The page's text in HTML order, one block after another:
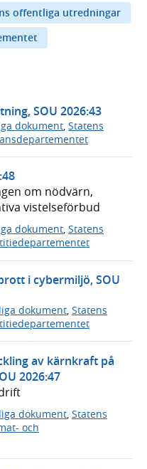
offentliga utredningar
SOU 2026:43
dokument Statens
om nödvärn,
vistelseförbud
dokument, Statens
i cybermiljö, SOU
dokument, Statens
av kärnkraft på
2026:47
dokument Statens
och